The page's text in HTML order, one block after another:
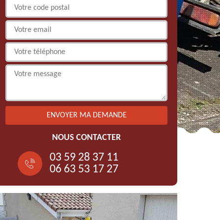
NOUS CONTACTER
03 59 28 37 11
06 63 53 17 27